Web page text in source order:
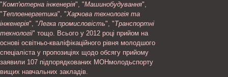
"Комп'ютерна інженерія", "Машинобудування",
"Теплоенергетика", "Харчова технологія та
інженерія", "Легка промисловість", "Транспортні
технології" тощо. Всього у 2012 році прийом на
основі освітньо-кваліфікаційного рівня молодшого
спеціаліста у пропозиціях щодо обсягу прийому
заявили 107 підпорядкованих МОНмолодьспорту
вищих навчальних закладів.